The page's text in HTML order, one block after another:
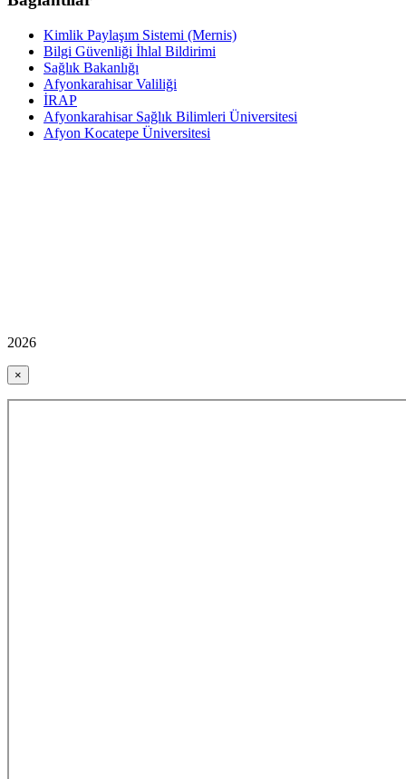
Kimlik Paylaşım Sistemi (Mernis)
Bilgi Güvenliği İhlal Bildirimi
Sağlık Bakanlığı
Afyonkarahisar Valiliği
İRAP
Afyonkarahisar Sağlık Bilimleri Üniversitesi
Afyon Kocatepe Üniversitesi
2026
×